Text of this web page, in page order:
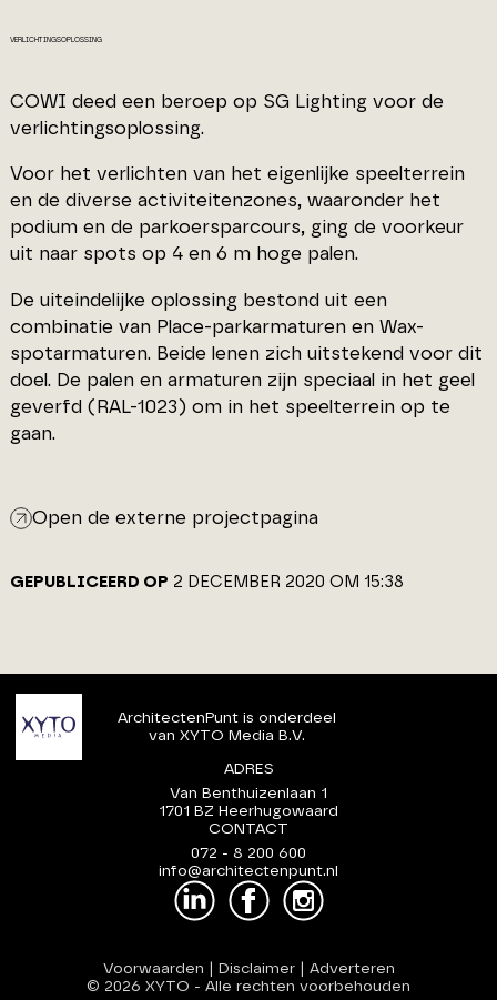
VERLICHTINGSOPLOSSING
COWI deed een beroep op SG Lighting voor de
verlichtingsoplossing.
Voor het verlichten van het eigenlijke speelterrein
en de diverse activiteitenzones, waaronder het
podium en de parkoersparcours, ging de voorkeur
uit naar spots op 4 en 6 m hoge palen.
De uiteindelijke oplossing bestond uit een
combinatie van Place-parkarmaturen en Wax-
spotarmaturen. Beide lenen zich uitstekend voor dit
doel. De palen en armaturen zijn speciaal in het geel
geverfd (RAL-1023) om in het speelterrein op te
gaan.
Open de externe projectpagina
GEPUBLICEERD OP 2 DECEMBER 2020 OM 15:38
ArchitectenPunt is onderdeel
van XYTO Media B.V.
ADRES
Van Benthuizenlaan 1
1701 BZ Heerhugowaard
CONTACT
072 - 8 200 600
info@architectenpunt.nl
Voorwaarden Disclaimer| Adverteren
© 2026 XYTO - Alle rechten voorbehouden